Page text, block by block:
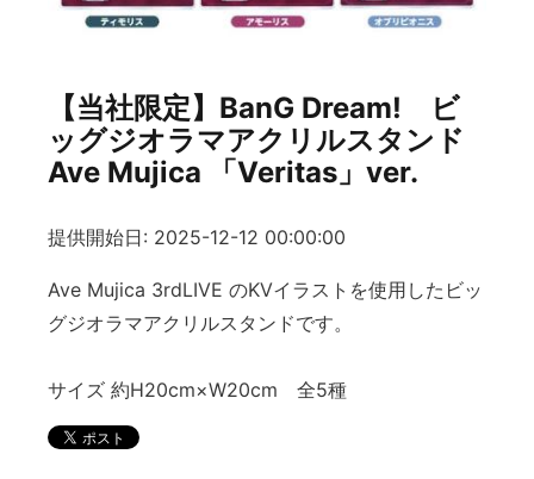
【当社限定】BanG Dream! ビ
ッグジオラマアクリルスタンド
Ave Mujica 「Veritas」ver.
提供開始日: 2025-12-12 00:00:00
Ave Mujica 3rdLIVE のKVイラストを使用したビッ
グジオラマアクリルスタンドです。
サイズ 約H20cm×W20cm 全5種